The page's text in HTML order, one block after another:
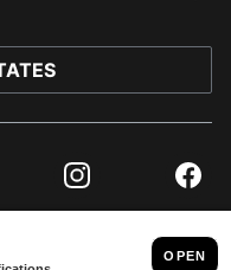
Instagram
© PUMA NORTH AMERICA, INC.
IMPRINT AND LEGAL DATA